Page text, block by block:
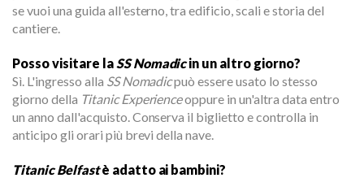
se vuoi una guida all'esterno, tra edificio, scali e storia del
cantiere.
Posso visitare la SS Nomadicin un altro giorno?
Sì. L'ingresso alla SS Nomadicpuò essere usato lo stesso
giorno della Titanic Experienceoppure in un'altra data entro
un anno dall'acquisto. Conserva il biglietto e controlla in
anticipo gli orari più brevi della nave.
Titanic Belfastè adatto ai bambini?